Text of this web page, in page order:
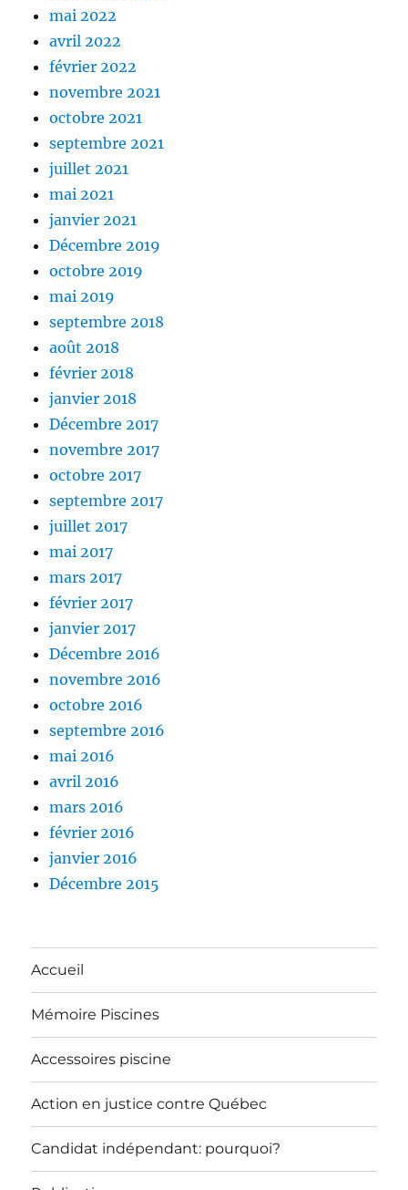
mai 2022
avril 2022
février 2022
novembre 2021
octobre 2021
septembre 2021
juillet 2021
mai 2021
janvier 2021
Décembre 2019
octobre 2019
mai 2019
septembre 2018
août 2018
février 2018
janvier 2018
Décembre 2017
novembre 2017
octobre 2017
septembre 2017
juillet 2017
mai 2017
mars 2017
février 2017
janvier 2017
Décembre 2016
novembre 2016
octobre 2016
septembre 2016
mai 2016
avril 2016
mars 2016
février 2016
janvier 2016
Décembre 2015
Accueil
Mémoire Piscines
Accessoires piscine
Action en justice contre Québec
Candidat indépendant: pourquoi?